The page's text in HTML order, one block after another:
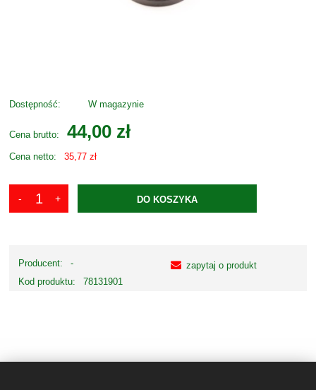
Dostępność: W magazynie
Cena brutto: 44,00 zł
Cena netto: 35,77 zł
DO KOSZYKA
Producent:
-
Kod produktu:
78131901
zapytaj o produkt